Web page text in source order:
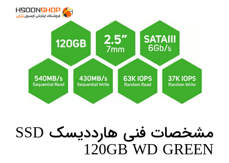
مشخصات فنی هارددیسک SSD
120GB WD GREEN